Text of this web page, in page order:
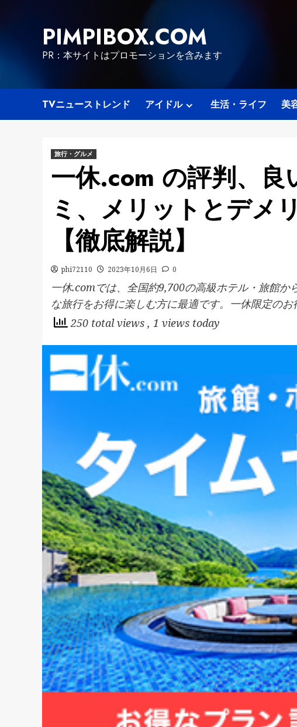
PIMPIBOX.COM
PR：本サイトはプロモーションを含みます
TVニューストレンド アイドル 生活・ライフ 美
旅行・グルメ
一休.com の評判、良
ミ、メリットとデメ
【徹底解説】
phi72110 2023年10月6日 0
一休.comでは、全国約9,700の高級ホテル・旅館
な旅行をお得に楽しむ方に最適です。一休限定のお
250 total views , 1 views today